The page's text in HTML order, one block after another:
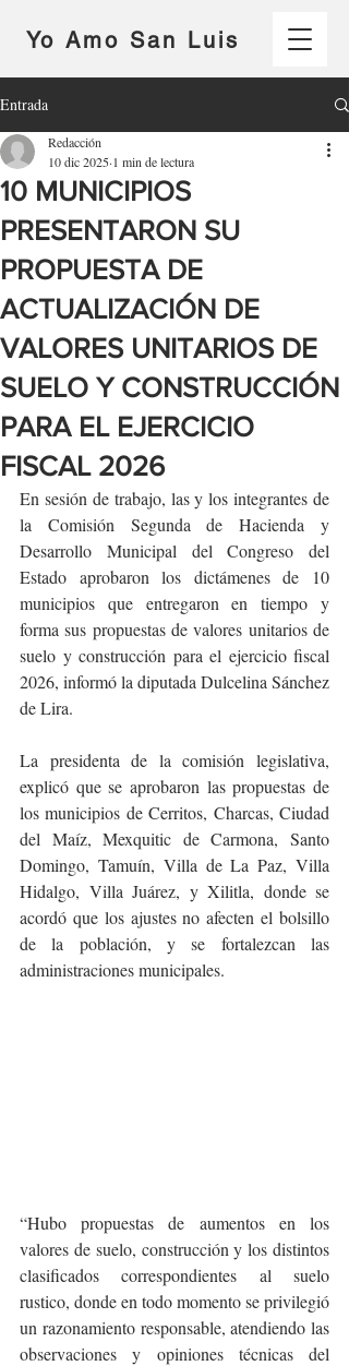
Yo Amo San Luis
Entrada
10 MUNICIPIOS
PRESENTARON SU
PROPUESTA DE
ACTUALIZACIÓN DE
VALORES UNITARIOS DE
SUELO Y CONSTRUCCIÓN
PARA EL EJERCICIO
FISCAL 2026
Redacción
10 dic 2025 1 min de lectura
En sesión de trabajo, las y los integrantes de
la Comisión Segunda de Hacienda y
Desarrollo Municipal del Congreso del
Estado aprobaron los dictámenes de 10
municipios que entregaron en tiempo y
forma sus propuestas de valores unitarios de
suelo y construcción para el ejercicio fiscal
2026, informó la diputada Dulcelina Sánchez
de Lira.
La presidenta de la comisión legislativa,
explicó que se aprobaron las propuestas de
los municipios de Cerritos, Charcas, Ciudad
del Maíz, Mexquitic de Carmona, Santo
Domingo, Tamuín, Villa de La Paz, Villa
Hidalgo, Villa Juárez, y Xilitla, donde se
acordó que los ajustes no afecten el bolsillo
de la población, y se fortalezcan las
administraciones municipales.
“Hubo propuestas de aumentos en los
valores de suelo, construcción y los distintos
clasificados correspondientes al suelo
rustico, donde en todo momento se privilegió
un razonamiento responsable, atendiendo las
observaciones y opiniones técnicas del